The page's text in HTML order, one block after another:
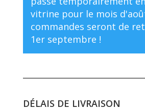
vitrine pour le mois
commandes seront de
1er septembre !
DÉLAIS DE LIVRAISON